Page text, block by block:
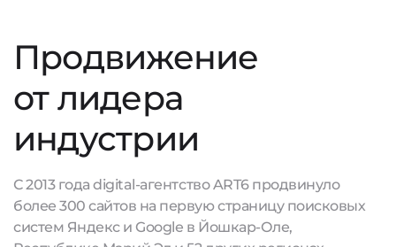
Продвижение
от лидера
индустрии
С 2013 года digital-агентство ART6 продвинуло
более 300 сайтов на первую страницу поисковых
систем Яндекс и Google в Йошкар-Оле,